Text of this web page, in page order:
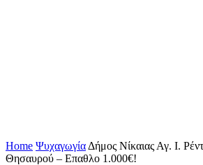
Home Ψυχαγωγία Δήμος Νίκαιας Αγ. Ι.
Θησαυρού – Επαθλο 1.000€!